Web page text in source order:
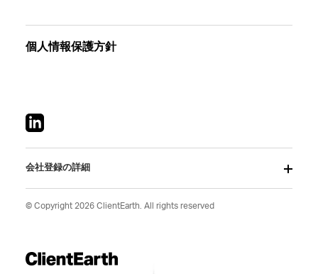
個人情報保護方針
会社登録の詳細
© Copyright 2026 ClientEarth. All rights reserved